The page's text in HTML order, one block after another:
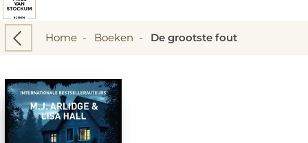
Home- Boeken - De grootste fout